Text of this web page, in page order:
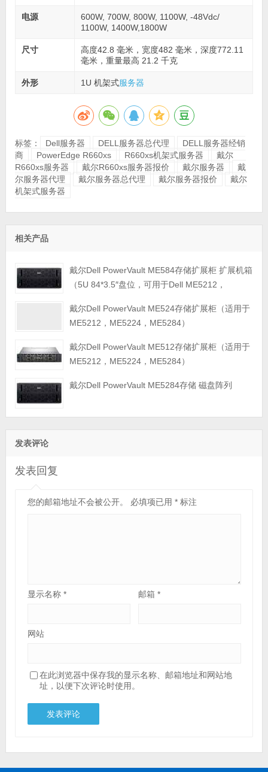
电源
600W, 700W, 800W, 1100W, -48Vdc/
1100W, 1400W,1800W
尺寸
高度42.8 毫米，宽度482 毫米，深度772.11
毫米，重量最高 21.2 千克
外形 1U 机架式服务器
标签： Dell服务器 DELL服务器总代理
DELL服务器经销
商
PowerEdge R660xs R660xs机架式服务器
戴尔
R660xs服务器
戴尔R660xs服务器报价 戴尔服务器
戴
尔服务器代理
戴尔服务器总代理 戴尔服务器报价
戴尔
机架式服务器
相关产品
戴尔Dell PowerVault ME584存储扩展柜 扩展机箱
（5U 84*3.5″盘位，可用于Dell ME5212，
戴尔Dell PowerVault ME524存储扩展柜（适用于
ME5212，ME5224，ME5284）
戴尔Dell PowerVault ME512存储扩展柜（适用于
ME5212，ME5224，ME5284）
戴尔Dell PowerVault ME5284存储 磁盘阵列
发表评论
发表回复
您的邮箱地址不会被公开。 必填项已用 *标注
显示名称 * 邮箱*
网站
在此浏览器中保存我的显示名称、邮箱地址和网站地
址，以便下次评论时使用。